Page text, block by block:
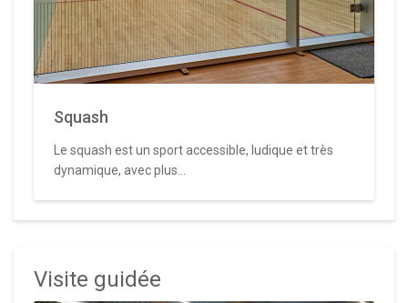
Squash
Le squash est un sport accessible, ludique et très
dynamique, avec plus...
Visite guidée